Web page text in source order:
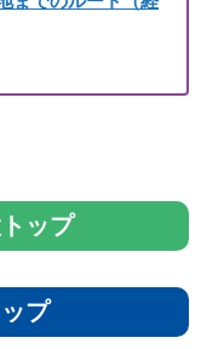
ップ
プ